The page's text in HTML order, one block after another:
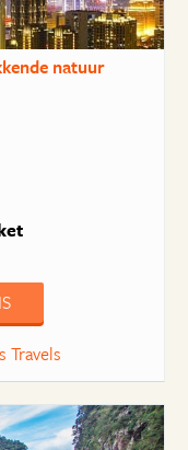
natuur
Travels